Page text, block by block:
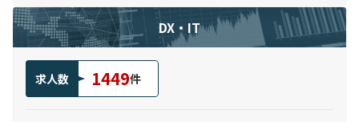
DX・IT
求人数 1449件